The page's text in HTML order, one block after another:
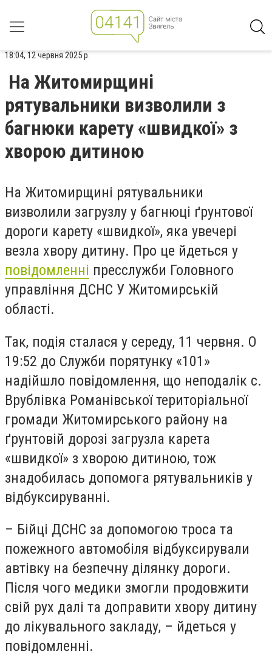
18:04, 12 червня 2025 р.
На Житомирщині
рятувальники визволили з
багнюки карету «швидкої» з
хворою дитиною
На Житомирщині рятувальники
визволили загрузлу у багнюці ґрунтової
дороги карету «швидкої», яка увечері
везла хвору дитину. Про це йдеться у
повідомленні пресслужби Головного
управління ДСНС У Житомирській
області.
Так, подія сталася у середу, 11 червня. О
19:52 до Служби порятунку «101»
надійшло повідомлення, що неподалік с.
Врублівка Романівської територіальної
громади Житомирського району на
ґрунтовій дорозі загрузла карета
«швидкої» з хворою дитиною, тож
знадобилась допомога рятувальників у
відбуксируванні.
– Бійці ДСНС за допомогою троса та
пожежного автомобіля відбуксирували
автівку на безпечну ділянку дороги.
Після чого медики змогли продовжити
свій рух далі та доправити хвору дитину
до лікувального закладу, – йдеться у
повідомленні.